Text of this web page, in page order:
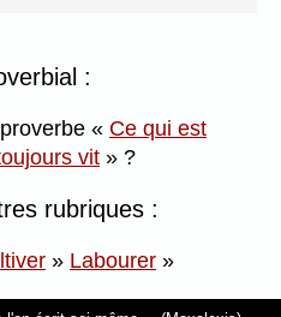
:
Ce qui est
vit
?
rubriques :
» Labourer »